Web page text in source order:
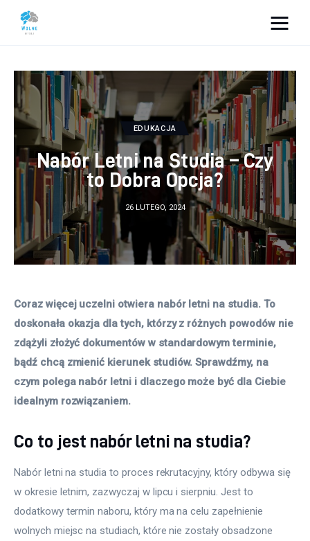
Lifestyle
Biznes
Dom i ogród
Uroda
Zdrowie
Więcej
EDUKACJA
Nabór Letni na Studia – Czy
to Dobra Opcja?
26 LUTEGO, 2024
Coraz więcej uczelni otwiera nabór letni na studia. To
doskonała okazja dla tych, którzy z różnych powodów nie
zdążyli złożyć dokumentów w standardowym terminie,
bądź chcą zmienić kierunek studiów. Sprawdźmy, na
czym polega nabór letni i dlaczego może być dla Ciebie
idealnym rozwiązaniem.
Co to jest nabór letni na studia?
Nabór letni na studia to proces rekrutacyjny, który odbywa się
w okresie letnim, zazwyczaj w lipcu i sierpniu. Jest to
dodatkowy termin naboru, który ma na celu zapełnienie
wolnych miejsc na studiach, które nie zostały obsadzone